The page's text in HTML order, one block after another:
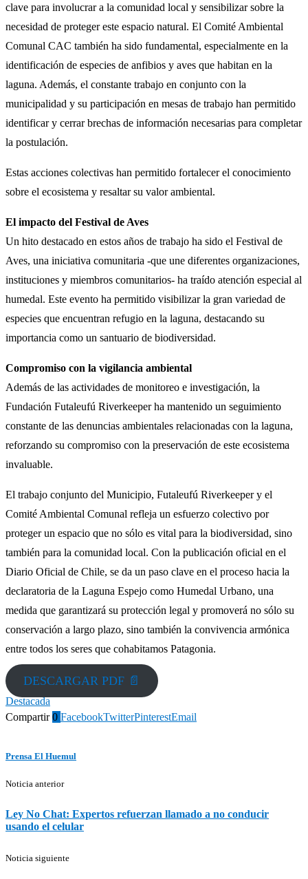
clave para involucrar a la comunidad local y sensibilizar sobre la
necesidad de proteger este espacio natural. El Comité Ambiental
Comunal CAC también ha sido fundamental, especialmente en la
identificación de especies de anfibios y aves que habitan en la
laguna. Además, el constante trabajo en conjunto con la
municipalidad y su participación en mesas de trabajo han permitido
identificar y cerrar brechas de información necesarias para completar
la postulación.
Estas acciones colectivas han permitido fortalecer el conocimiento
sobre el ecosistema y resaltar su valor ambiental.
El impacto del Festival de Aves
Un hito destacado en estos años de trabajo ha sido el Festival de
Aves, una iniciativa comunitaria -que une diferentes organizaciones,
instituciones y miembros comunitarios- ha traído atención especial al
humedal. Este evento ha permitido visibilizar la gran variedad de
especies que encuentran refugio en la laguna, destacando su
importancia como un santuario de biodiversidad.
Compromiso con la vigilancia ambiental
Además de las actividades de monitoreo e investigación, la
Fundación Futaleufú Riverkeeper ha mantenido un seguimiento
constante de las denuncias ambientales relacionadas con la laguna,
reforzando su compromiso con la preservación de este ecosistema
invaluable.
El trabajo conjunto del Municipio, Futaleufú Riverkeeper y el
Comité Ambiental Comunal refleja un esfuerzo colectivo por
proteger un espacio que no sólo es vital para la biodiversidad, sino
también para la comunidad local. Con la publicación oficial en el
Diario Oficial de Chile, se da un paso clave en el proceso hacia la
declaratoria de la Laguna Espejo como Humedal Urbano, una
medida que garantizará su protección legal y promoverá no sólo su
conservación a largo plazo, sino también la convivencia armónica
entre todos los seres que cohabitamos Patagonia.
DESCARGAR PDF 📄
Destacada
Compartir 0 FacebookTwitterPinterestEmail
Prensa El Huemul
Noticia anterior
Ley No Chat: Expertos refuerzan llamado a no conducir
usando el celular
Noticia siguiente